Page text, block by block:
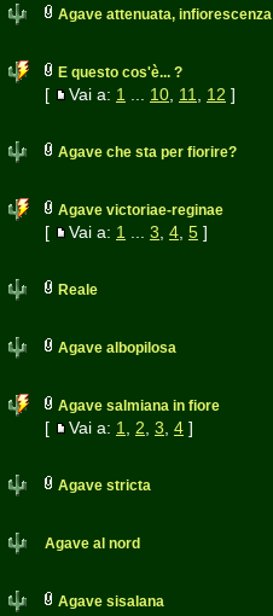
Agave attenuata, infiorescenza
E questo cos'è... ?
[ Vai a: 1 10, 11 12 ]
Agave che sta per fiorire?
Agave victoriae-reginae
[ Vai a: 1 3 4, 5]
Reale
Agave albopilosa
Agave salmiana in fiore
[ Vai a: 1 2 3 4]
Agave stricta
Agave al nord
Agave sisalana